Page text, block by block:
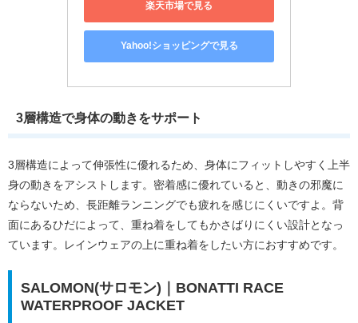
楽天市場で見る
Yahoo!ショッピングで見る
3層構造で身体の動きをサポート
3層構造によって伸張性に優れるため、身体にフィットしやすく上半
身の動きをアシストします。密着感に優れていると、動きの邪魔に
ならないため、長距離ランニングでも疲れを感じにくいですよ。背
面にあるひだによって、重ね着をしてもかさばりにくい設計となっ
ています。レインウェアの上に重ね着をしたい方におすすめです。
SALOMON(サロモン)｜BONATTI RACE
WATERPROOF JACKET